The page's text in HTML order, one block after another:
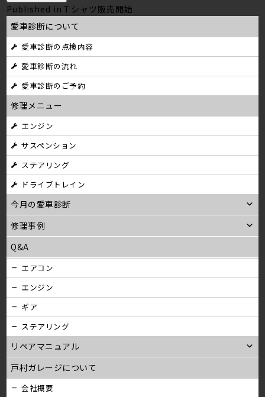
投
稿
ナ
ビ
ゲ
ー
シ
ョ
ン
Published in Ｔシャツ販売開始
愛車診断について
愛車診断の点検内容
愛車診断の流れ
愛車診断のご予約
修理メニュー
エンジン
サスペンション
ステアリング
ドライブトレイン
今月の愛車診断
修理事例
Q&A
エアコン
エンジン
ギア
ステアリング
リペアマニュアル
戸村ガレージについて
会社概要